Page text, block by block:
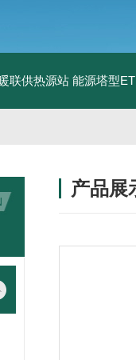
联供热源站 能源塔型
产品展